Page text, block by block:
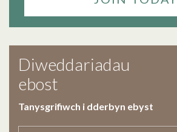
Diweddariadau
ebost
Tanysgrifiwch i dderbyn ebyst